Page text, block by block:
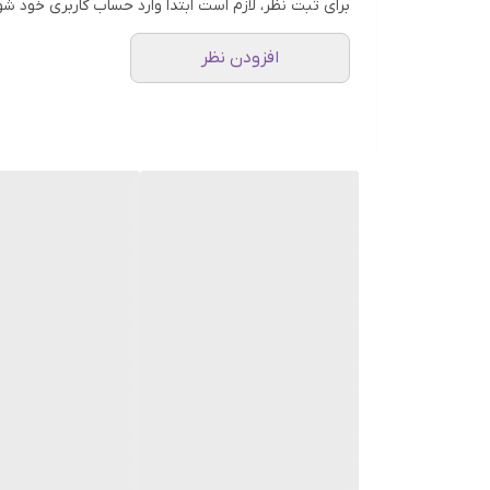
برای ثبت نظر، لازم است ابتدا وارد حساب کاربری خود
افزودن نظر